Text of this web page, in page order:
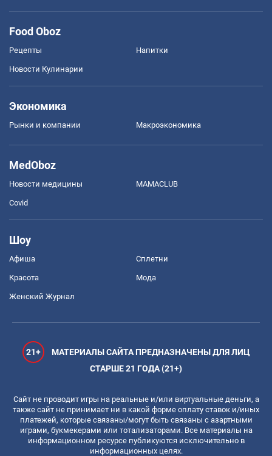
Food Oboz
Рецепты Напитки
Новости Кулинарии
Экономика
Рынки и компании Mакроэкономика
MedOboz
Новости медицины MAMACLUB
Covid
Шоу
Афиша Сплетни
Красота Мода
Женский Журнал
21+
МАТЕРИАЛЫ САЙТА ПРЕДНАЗНАЧЕНЫ ДЛЯ ЛИЦ
СТАРШЕ 21 ГОДА (21+)
Сайт не проводит игры на реальные и/или виртуальные деньги, а
также сайт не принимает ни в какой форме оплату ставок и/иных
платежей, которые связаны/могут быть связаны с азартными
играми, букмекерами или тотализаторами. Все материалы на
информационном ресурсе публикуются исключительно в
информационных целях.